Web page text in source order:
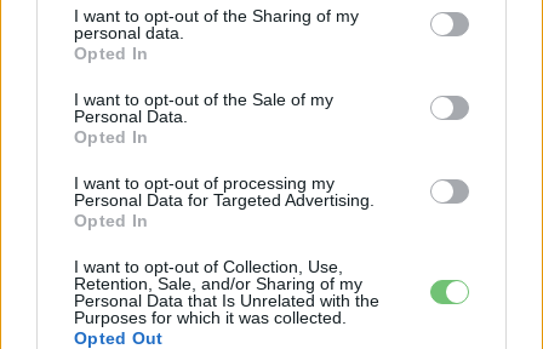
I want to opt-out of the Sharing of my
personal data.
Opted In
I want to opt-out of the Sale of my
Personal Data.
Opted In
I want to opt-out of processing my
Personal Data for Targeted Advertising.
Opted In
I want to opt-out of Collection, Use,
Retention, Sale, and/or Sharing of my
Personal Data that Is Unrelated with the
Purposes for which it was collected.
Opted Out
Akkumulátor
nem szabadul a kínai akkumulátoroktól
2,4 millió eurós programba kezdtek a